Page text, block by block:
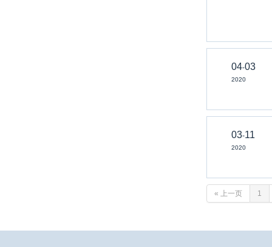
04-03
2020
03-11
2020
« 上一页 1